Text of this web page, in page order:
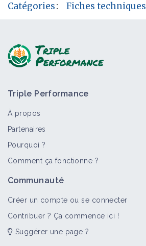
Catégories: Fiches techniques
Triple Performance
À propos
Partenaires
Pourquoi ?
Comment ça fonctionne ?
Communauté
Créer un compte ou se connecter
Contribuer ? Ça commence ici !
Suggérer une page ?